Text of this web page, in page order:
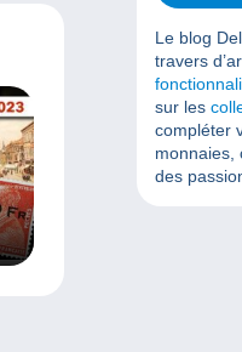
Le blog
travers
sur les
compléter
monnaies,
des